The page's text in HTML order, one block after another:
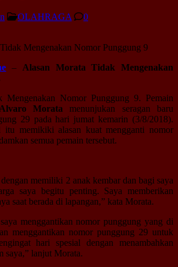
OLAHRAGA 0
Mengenakan Nomor Punggung 9
– Alasan Morata Tidak Mengenakan
Mengenakan Nomor Punggung 9. Pemain
Morata menunjukan seragan baru
29 pada hari jumat kemarin (3/8/2018).
itu memikiki alasan kuat mengganti nomor
semua pemain tersebut.
dengan memiliki 2 anak kembar dan bagi saya
saya begitu penting. Saya memberikan
saat berada di lapangan,” kata Morata.
menggantikan nomor punggung yang di
menggantikan nomor punggung 29 untuk
hari spesial dengan menambahkan
saya,” lanjut Morata.